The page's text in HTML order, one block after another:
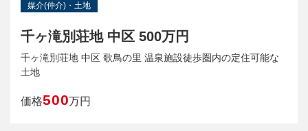
媒介(仲介)・土地
千ヶ滝別荘地 中区 500万円
千ヶ滝別荘地 中区 歌鳥の里 温泉施設徒歩圏内の定住可能な
土地
価格500万円